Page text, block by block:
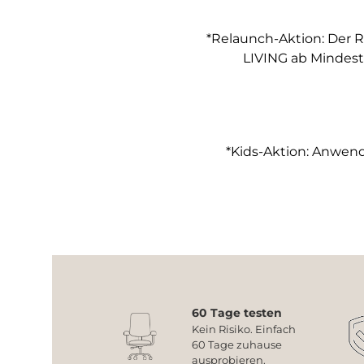
*Relaunch-Aktion: Der
LIVING ab
*Kids-Aktion:
60 Tage testen
Kein Risiko. Einfach
60 Tage zuhause
ausprobieren.